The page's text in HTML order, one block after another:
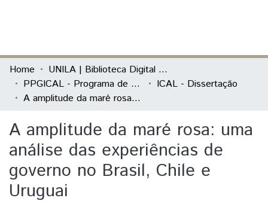
Communities & Collections
All of DSpace
Home
UNILA | Biblioteca Digital de Dissertações e Teses
PPGICAL - Programa de Pós-Graduação em Integração Contemporânea da América Latina
ICAL - Dissertação
A amplitude da maré rosa: uma análise das experiências de governo no Brasil, Chile e Uruguai
A amplitude da maré rosa: uma
análise das experiências de
governo no Brasil, Chile e
Uruguai